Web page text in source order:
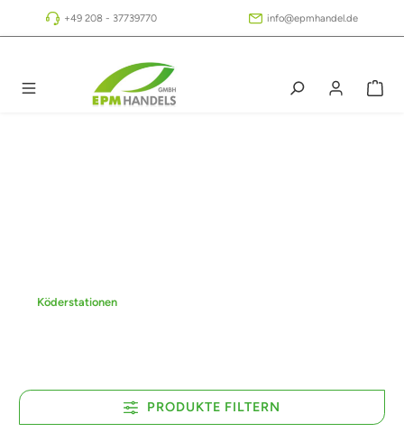
Zum Hauptinhalt springen
+49 208 - 37739770 info@epmhandel.de
Köderstationen
PRODUKTE FILTERN